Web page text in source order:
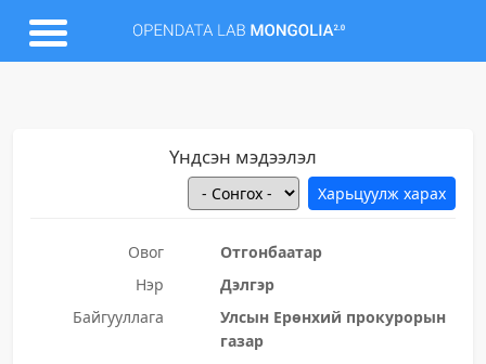
Үндсэн мэдээлэл
Овог
Отгонбаатар
Нэр
Дэлгэр
Байгууллага
Улсын Ерөнхий прокурорын
газар